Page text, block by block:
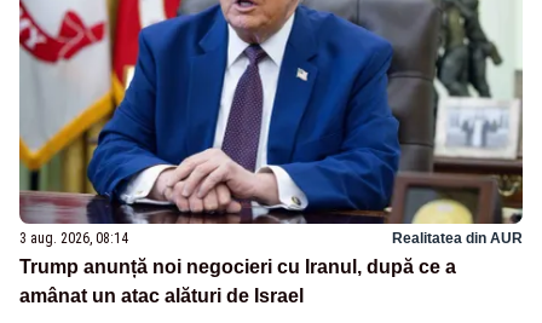
3 aug. 2026, 08:14 Realitatea din AUR
Trump anunță noi negocieri cu Iranul, după ce a
amânat un atac alături de Israel